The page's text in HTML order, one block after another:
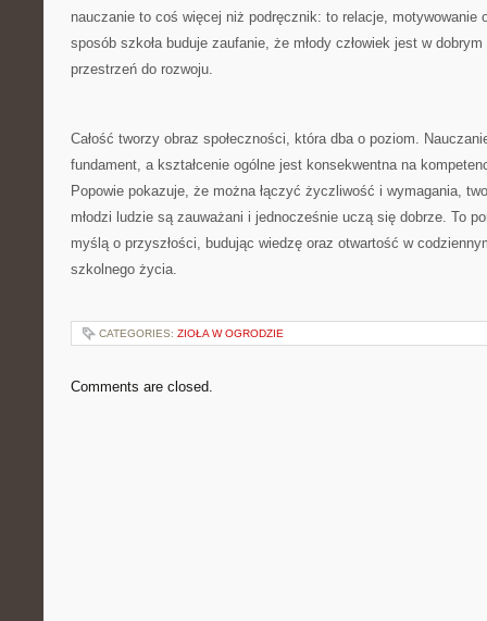
nauczanie to coś więcej niż podręcznik: to relacje, motywowanie
sposób szkoła buduje zaufanie, że młody człowiek jest w
przestrzeń do rozwoju.
Całość tworzy obraz społeczności, która dba o poziom.
fundament, a kształcenie ogólne jest konsekwentna na
Popowie pokazuje, że można łączyć życzliwość i wymagania,
młodzi ludzie są zauważani i jednocześnie uczą się dobrze. To
myślą o przyszłości, budując wiedzę oraz otwartość w
szkolnego życia.
CATEGORIES: ZIOŁA W OGRODZIE
Comments are closed.